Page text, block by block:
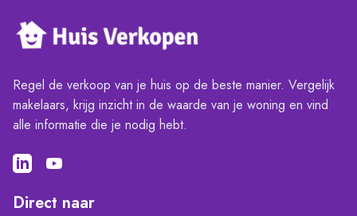
Regel de verkoop van je huis op de beste manier. Vergelijk
makelaars, krijg inzicht in de waarde van je woning en vind
alle informatie die je nodig hebt.
Direct naar